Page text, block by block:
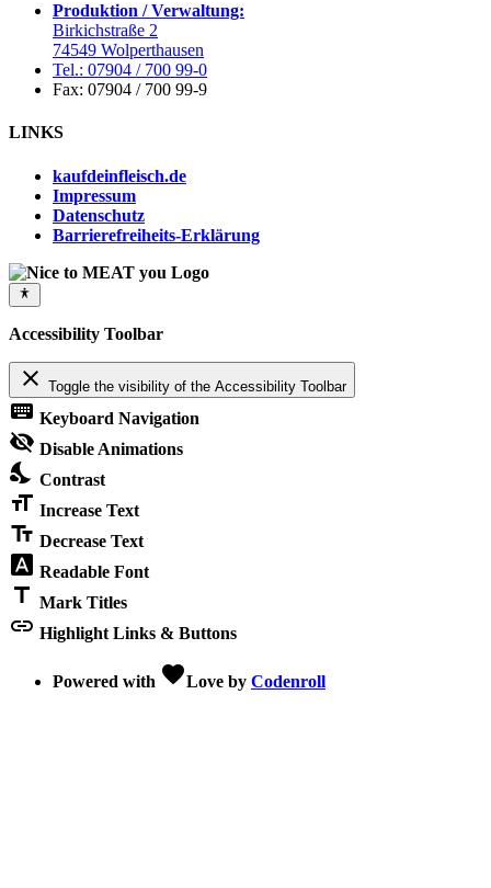
Produktion / Verwaltung:
Birkichstraße 2
74549 Wolperthausen
Tel.: 07904 / 700 99-0
Fax: 07904 / 700 99-9
LINKS
kaufdeinfleisch.de
Impressum
Datenschutz
Barrierefreiheits-Erklärung
Accessibility Toolbar
close Toggle the visibility of the Accessibility Toolbar
keyboard Keyboard Navigation
visibility_off Disable Animations
nights_stay Contrast
format_size Increase Text
text_fields Decrease Text
font_download Readable Font
title Mark Titles
link Highlight Links & Buttons
Powered with favoriteLove by Codenroll